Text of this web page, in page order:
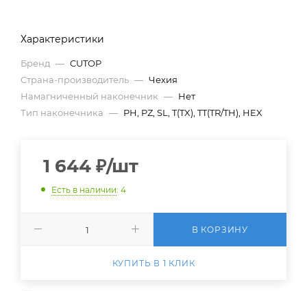
Характеристики
Бренд — CUTOP
Страна-производитель — Чехия
Намагниченный наконечник — Нет
Тип наконечника — PH, PZ, SL, T(TX), TT(TR/TH), HEX
1 644 ₽/шт
Есть в наличии: 4
В КОРЗИНУ
КУПИТЬ В 1 КЛИК